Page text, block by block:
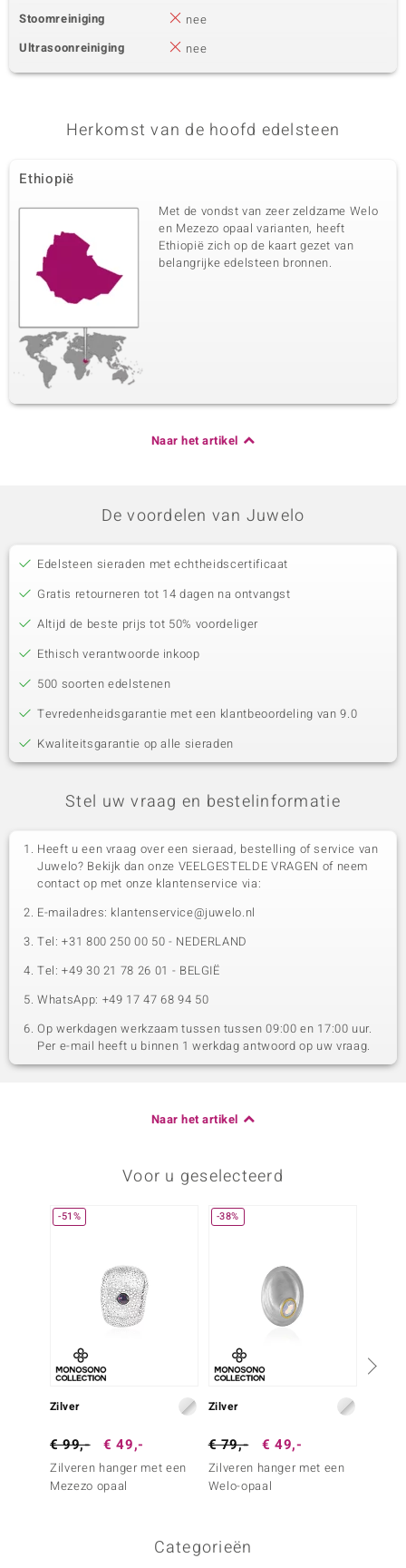
Stoomreiniging
nee
Ultrasoonreiniging
nee
Herkomst van de hoofd edelsteen
Ethiopië
Met de vondst van zeer zeldzame Welo
en Mezezo opaal varianten, heeft
Ethiopië zich op de kaart gezet van
belangrijke edelsteen bronnen.
Naar het artikel
De voordelen van Juwelo
Edelsteen sieraden met echtheidscertificaat
Gratis retourneren tot 14 dagen na ontvangst
Altijd de beste prijs tot 50% voordeliger
Ethisch verantwoorde inkoop
500 soorten edelstenen
Tevredenheidsgarantie met een klantbeoordeling van 9.0
Kwaliteitsgarantie op alle sieraden
Stel uw vraag en bestelinformatie
Heeft u een vraag over een sieraad, bestelling of service van
Juwelo? Bekijk dan onze VEELGESTELDE VRAGEN of neem
contact op met onze klantenservice via:
E-mailadres: klantenservice@juwelo.nl
Tel: +31 800 250 00 50 - NEDERLAND
Tel: +49 30 21 78 26 01 - BELGIË
WhatsApp: +49 17 47 68 94 50
Op werkdagen werkzaam tussen tussen 09:00 en 17:00 uur.
Per e-mail heeft u binnen 1 werkdag antwoord op uw vraag.
Naar het artikel
Voor u geselecteerd
-51%
Zilver
€ 99,- € 49,-
Zilveren hanger met een
Mezezo opaal
-38%
Zilver
€ 79,- € 49,-
Zilveren hanger met een
Welo-opaal
Categorieën